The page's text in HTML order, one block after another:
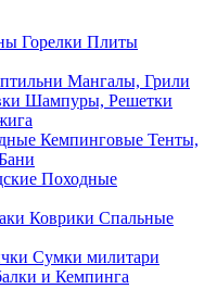
Горелки Плиты
Мангалы, Грили
Шампуры, Решетки
Кемпинговые Тенты,
Походные
Коврики Спальные
Сумки милитари
и Кемпинга